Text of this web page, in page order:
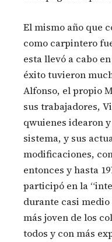
El mismo año que
como carpintero
esta llevó a cabo
éxito tuvieron
Alfonso, el propio
sus trabajadores,
qwuienes idearon
sistema, y sus
modificaciones,
entonces y hasta
participó en la
durante casi
más joven de los
todos y con más